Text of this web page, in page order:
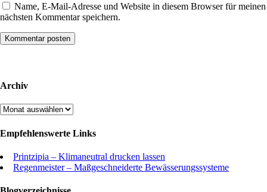
Name, E-Mail-Adresse und Website in diesem Browser für meinen
nächsten Kommentar speichern.
Archiv
Archiv
Empfehlenswerte Links
Printzipia – Klimaneutral drucken lassen
Regenmeister – Maßgeschneiderte Bewässerungssysteme